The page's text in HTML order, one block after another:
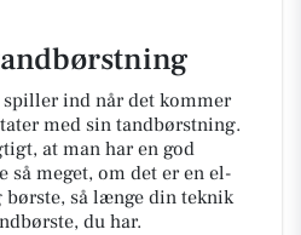
ind når det kommer
med sin tandbørstning.
at man har en god
så meget, om det er en el-
så længe din teknik
du har.